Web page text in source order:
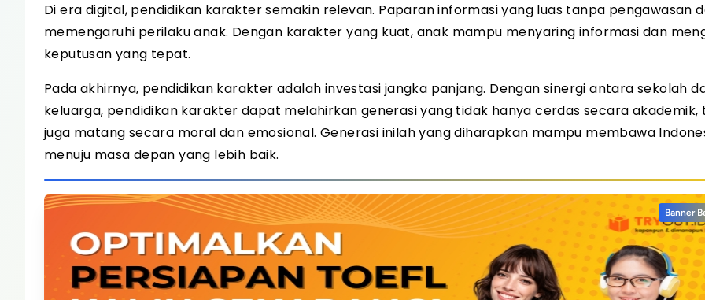
Di era digital, pendidikan karakter semakin relevan. Paparan informasi yang luas tanpa pengawasan
memengaruhi perilaku anak. Dengan karakter yang kuat, anak mampu menyaring informasi dan
keputusan yang tepat.
Pada akhirnya, pendidikan karakter adalah investasi jangka panjang. Dengan sinergi antara sekolah
keluarga, pendidikan karakter dapat melahirkan generasi yang tidak hanya cerdas secara akademik,
juga matang secara moral dan emosional. Generasi inilah yang diharapkan mampu membawa
menuju masa depan yang lebih baik.
Banner